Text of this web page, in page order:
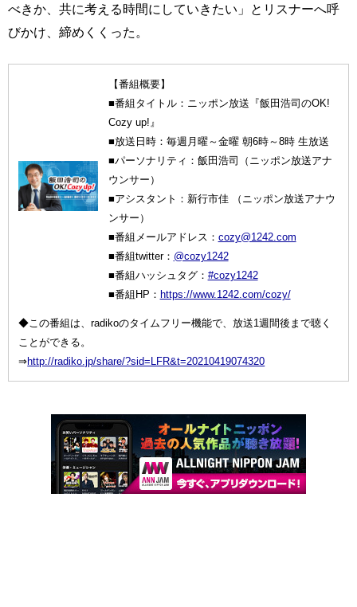
べきか、共に考える時間にしていきたい」とリスナーへ呼
びかけ、締めくくった。
【番組概要】
■番組タイトル：ニッポン放送『飯田浩司のOK!
Cozy up!』
■放送日時：毎週月曜～金曜 朝6時～8時 生放送
■パーソナリティ：飯田浩司（ニッポン放送アナ
ウンサー）
■アシスタント：新行市佳 （ニッポン放送アナウ
ンサー）
■番組メールアドレス： cozy@1242.com
■番組twitter： @cozy1242
■番組ハッシュタグ： #cozy1242
■番組HP： https://www.1242.com/cozy/
◆この番組は、radikoのタイムフリー機能で、放送1週間後まで聴く
ことができる。
⇒http://radiko.jp/share/?sid=LFR&t=20210419074320